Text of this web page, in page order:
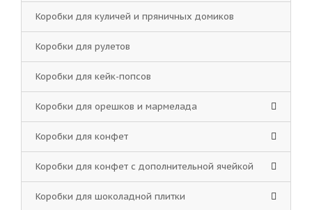
Коробки для куличей и пряничных домиков
Коробки для рулетов
Коробки для кейк-попсов
Коробки для орешков и мармелада
Коробки для конфет
Коробки для конфет с дополнительной ячейкой
Коробки для шоколадной плитки